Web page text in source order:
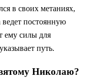
в своих метаниях,
ведет постоянную
ему силы для
путь.
Николаю?